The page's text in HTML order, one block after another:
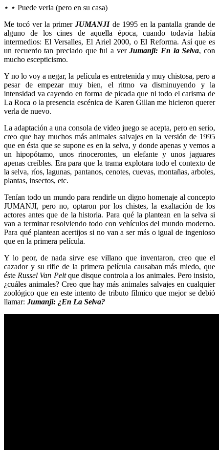
⋆ ⋆ Puede verla (pero en su casa)
Me tocó ver la primerJUMANJIde 1995 en la pantalla grande de
alguno de los cines de aquella época, cuando todavía había
intermedios: El Versalles, El Ariel 2000, o El Reforma. Así que es
un recuerdo tan preciado que fui a verJumanji: En la Selva, con
mucho escepticismo.
Y no lo voy a negar, la película es entretenida y muy chistosa, pero a
pesar de empezar muy bien, el ritmo va disminuyendo y la
intensidad va cayendo en forma de picada que ni todo el carisma de
La Roca o la presencia escénica de Karen Gillan me hicieron querer
verla de nuevo.
La adaptación a una consola de video juego se acepta, pero en serio,
creo que hay muchos más animales salvajes en la versión de 1995
que en ésta que se supone es en la selva, y donde apenas y vemos a
un hipopótamo, unos rinocerontes, un elefante y unos jaguares
apenas creíbles. Era para que la trama explotara todo el contexto de
la selva, ríos, lagunas, pantanos, cenotes, cuevas, montañas, arboles,
plantas, insectos, etc.
Tenían todo un mundo para rendirle un digno homenaje al concepto
JUMANJI, pero no, optaron por los chistes, la exaltación de los
actores antes que de la historia. Para qué la plantean en la selva si
van a terminar resolviendo todo con vehículos del mundo moderno.
Para qué plantean acertijos si no van a ser más o igual de ingenioso
que en la primera película.
Y lo peor, de nada sirve ese villano que inventaron, creo que el
cazador y su rifle de la primera película causaban más miedo, que
éste Russel Van Peltque disque controla a los animales. Pero insisto,
¿cuáles animales? Creo que hay más animales salvajes en cualquier
zoológico que en este intento de tributo fílmico que mejor se debió
llamar: Jumanji: ¿En La Selva?